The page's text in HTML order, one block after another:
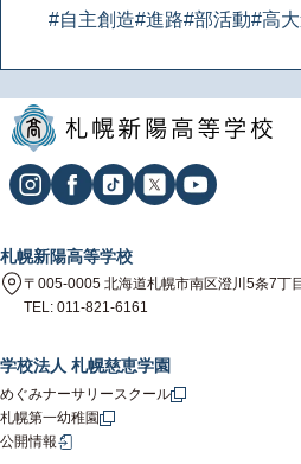
#自主創造#進路#部活動#高
札幌新陽高等学校
〒005-0005 北海道札幌市南区澄川5条7丁
TEL: 011-821-6161
学校法人 札幌慈恵学園
めぐみナーサリースクール
札幌第一幼稚園
公開情報